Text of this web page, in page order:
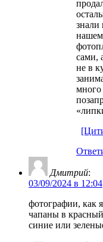
знали
сами,
не в
много
Дмитрий:
03/09/2024 в 12:04
фотографии, как
чапаны в
синие или